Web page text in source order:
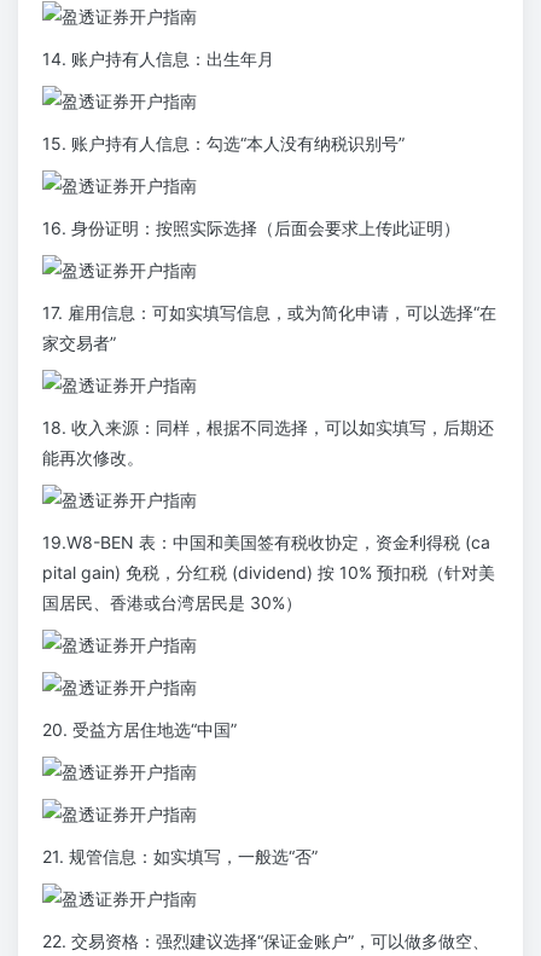
14. 账户持有人信息：出生年月
15. 账户持有人信息：勾选“本人没有纳税识别号”
16. 身份证明：按照实际选择（后面会要求上传此证明）
17. 雇用信息：可如实填写信息，或为简化申请，可以选择“在
家交易者”
18. 收入来源：同样，根据不同选择，可以如实填写，后期还
能再次修改。
19.W8-BEN 表：中国和美国签有税收协定，资金利得税 (ca
pital gain) 免税，分红税 (dividend) 按 10% 预扣税（针对美
国居民、香港或台湾居民是 30%）
20. 受益方居住地选“中国”
21. 规管信息：如实填写，一般选“否”
22. 交易资格：强烈建议选择“保证金账户”，可以做多做空、